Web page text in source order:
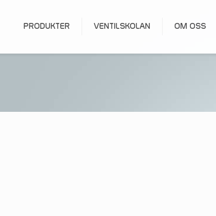
PRODUKTER VENTILSKOLAN OM OSS